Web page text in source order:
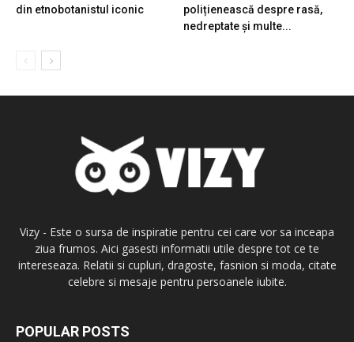
din etnobotanistul iconic
polițienească despre rasă,
nedreptate și multe...
Vizy - Este o sursa de inspiratie pentru cei care vor sa inceapa
ziua frumos. Aici gasesti informatii utile despre tot ce te
intereseaza. Relatii si cupluri, dragoste, fasnion si moda, citate
celebre si mesaje pentru persoanele iubite.
POPULAR POSTS